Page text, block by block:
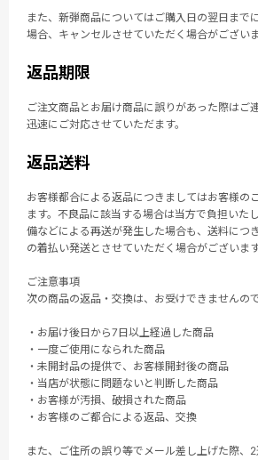
また、新弾商品についてはご購入日の翌日まで
場合、キャンセルさせていただく場合がござい
返品期限
ご注文商品とお届け商品に誤りがあった際はご
迅速にご対応させていただます。
返品送料
お客様都合による返品につきましてはお客様の
ます。不良品に該当する場合は当方で負担いた
備などによる再送が発生した場合も、送料につ
の着払い発送とさせていただく場合がございま
ご注意事項
次の商品の返品・交換は、お受けできませんの
・お届け後日から7日以上経過した商品
・一度ご使用になられた商品
・未開封品の提供で、お客様開封後の商品
・当店が状態に問題ないと判断した商品
・お客様が汚損、破損された商品
・お客様のご都合による返品、交換
また、ご住所の誤り等でメール差し上げた際、